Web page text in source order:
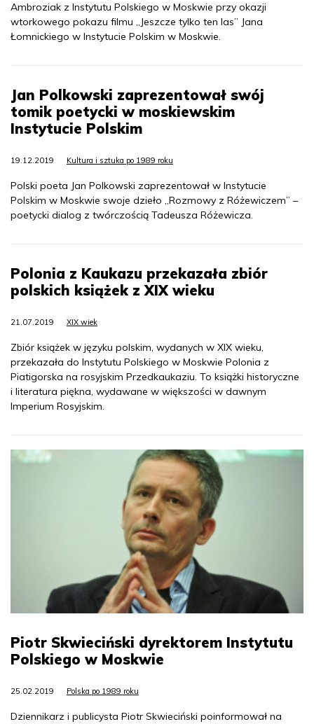
Ambroziak z Instytutu Polskiego w Moskwie przy okazji
wtorkowego pokazu filmu „Jeszcze tylko ten las” Jana
Łomnickiego w Instytucie Polskim w Moskwie.
Jan Polkowski zaprezentował swój
tomik poetycki w moskiewskim
Instytucie Polskim
19.12.2019 Kultura i sztuka po 1989 roku
Polski poeta Jan Polkowski zaprezentował w Instytucie
Polskim w Moskwie swoje dzieło „Rozmowy z Różewiczem” –
poetycki dialog z twórczością Tadeusza Różewicza.
Polonia z Kaukazu przekazała zbiór
polskich książek z XIX wieku
21.07.2019 XIX wiek
Zbiór książek w języku polskim, wydanych w XIX wieku,
przekazała do Instytutu Polskiego w Moskwie Polonia z
Piatigorska na rosyjskim Przedkaukaziu. To książki historyczne
i literatura piękna, wydawane w większości w dawnym
Imperium Rosyjskim.
Piotr Skwieciński dyrektorem Instytutu
Polskiego w Moskwie
25.02.2019 Polska po 1989 roku
Dziennikarz i publicysta Piotr Skwieciński poinformował na